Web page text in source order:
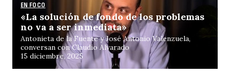
EN FOCO
«La solución de fondo de los problemas
no va a ser inmediata»
Antonieta de la Fuente y José Antonio Valenzuela,
conversan con Claudio Alvarado
15 diciembre, 2025